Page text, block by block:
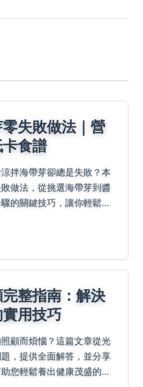
失敗做法｜營
食譜
拌海帶芽卻總是失敗？本
做法，從挑選海帶芽到醬
的關鍵技巧，讓你輕鬆做
整指南：解決
用技巧
顧而煩惱？這篇文章從光
，提供全面解答，並分享
您輕鬆養出健康茂盛的黑